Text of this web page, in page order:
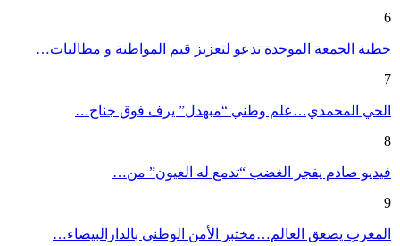
6
خطبة الجمعة الموحدة تدعو لتعزيز قيم المواطنة و مطالبات…
7
الحي المحمدي…علم وطني “مبهدل” يرف فوق جناح…
8
فيديو صادم يفجر الغضب “تدمع له العيون” من…
9
المغرب يصعق العالم…مختبر الأمن الوطني بالدارالبيضاء…